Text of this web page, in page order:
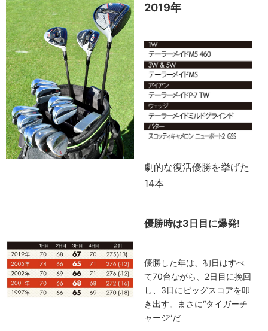
2019年
劇的な復活優勝を挙げた
14本
優勝時は3日目に爆発!
優勝した年は、初日はすべ
て70台ながら、2日目に挽回
し、3日にビッグスコアを叩
き出す。まさに“タイガーチ
ャージ”だ